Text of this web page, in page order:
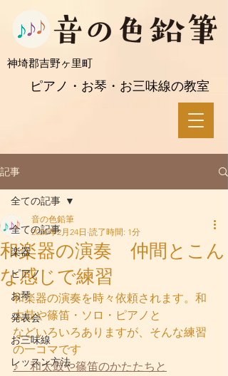
ピアノ・お琴・お三味線の教室
​神埼郡吉野ヶ里町
記事
全ての記事
楽器
ピアノ
お琴
発表会
お三味線
レッスン方法
全ての記事
和楽器の演奏 仲間とこん
な感じで練習
音の色鉛筆
2020年2月24日 読了時間: 1分
和楽器の演奏を時々依頼されます。和
太鼓や篠笛・ソロ・ピアノと
などいろいろありますが、そんな練習
の一コマです
♪　和太鼓や篠笛のかたたちと